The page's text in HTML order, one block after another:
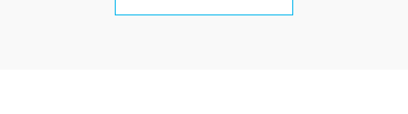
Замена лампочки от 2400 ₽